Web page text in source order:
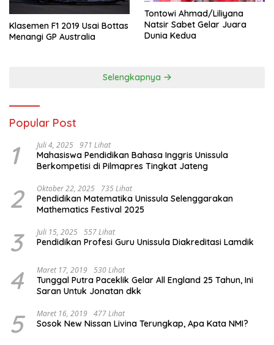
Klasemen F1 2019 Usai Bottas
Menangi GP Australia
Tontowi Ahmad/Liliyana
Natsir Sabet Gelar Juara
Dunia Kedua
Selengkapnya
Popular Post
1 Juli 4, 2025 971 Lihat
Mahasiswa Pendidikan Bahasa Inggris Unissula
Berkompetisi di Pilmapres Tingkat Jateng
2 Oktober 22, 2025 735 Lihat
Pendidikan Matematika Unissula Selenggarakan
Mathematics Festival 2025
3 Juli 15, 2025 557 Lihat
Pendidikan Profesi Guru Unissula Diakreditasi Lamdik
4 Maret 17, 2019 530 Lihat
Tunggal Putra Paceklik Gelar All England 25 Tahun, Ini
Saran Untuk Jonatan dkk
5 Maret 16, 2019 477 Lihat
Sosok New Nissan Livina Terungkap, Apa Kata NMI?